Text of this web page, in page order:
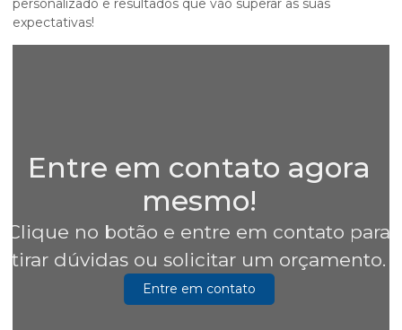
personalizado e resultados que vão superar as suas
expectativas!
Entre em contato agora
mesmo!
Clique no botão e entre em contato para
tirar dúvidas ou solicitar um orçamento.
Entre em contato